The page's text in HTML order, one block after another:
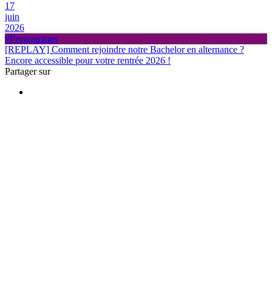
17
juin
2026
#Programmes
[REPLAY] Comment rejoindre notre Bachelor en alternance ?
Encore accessible pour votre rentrée 2026 !
Partager sur